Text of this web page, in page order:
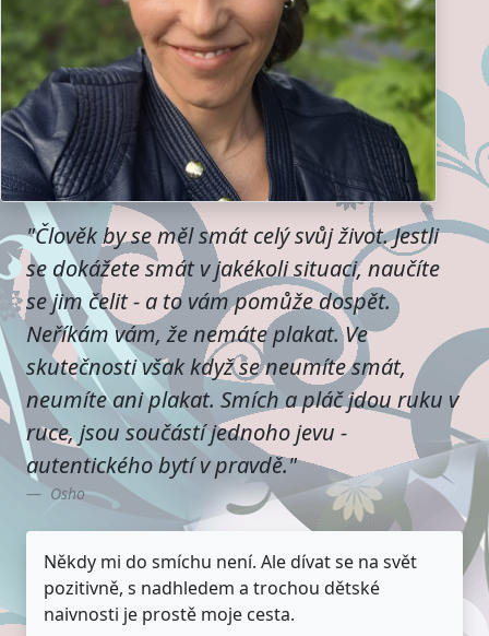
"Člověk by se měl smát celý svůj život. Jestli
se dokážete smát v jakékoli situaci, naučíte
se jim čelit - a to vám pomůže dospět.
Neříkám vám, že nemáte plakat. Ve
skutečnosti však když se neumíte smát,
neumíte ani plakat. Smích a pláč jdou ruku v
ruce, jsou součástí jednoho jevu -
autentického bytí v pravdě."
Osho
Někdy mi do smíchu není. Ale dívat se na svět
pozitivně, s nadhledem a trochou dětské
naivnosti je prostě moje cesta.